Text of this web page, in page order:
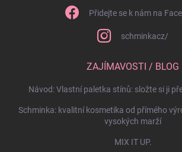
Přidejte se k nám na
schminkacz/
ZAJÍMAVOSTI / BLOG
Návod: Vlastní paletka stínů: složte si ji
Schminka: kvalitní kosmetika od přímého
vysokých marží
MIX IT UP.